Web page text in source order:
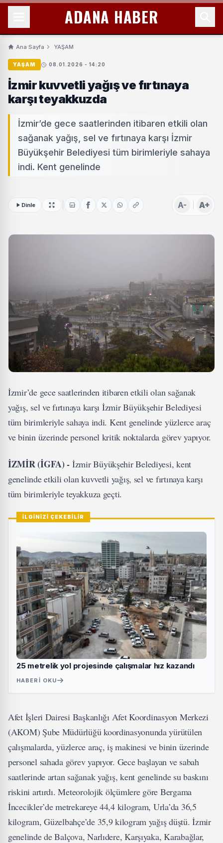
ADANA HABER
Ana Sayfa YAŞAM
YAŞAM 08.01.2026 - 14:20
İzmir kuvvetli yağış ve fırtınaya
karşı teyakkuzda
İzmir’de gece saatlerinden itibaren etkili olan
sağanak yağış, sel ve fırtınaya karşı İzmir
Büyükşehir Belediyesi tüm birimleriyle sahaya
indi. Kent genelinde
Dinle A- A+
İzmir’de gece saatlerinden itibaren etkili olan sağanak
yağış, sel ve fırtınaya karşı İzmir Büyükşehir Belediyesi
tüm birimleriyle sahaya indi. Kent genelinde yüzlerce araç
ve binin üzerinde personel kritik noktalarda görev yapıyor.
İZMİR (İGFA) - İzmir Büyükşehir Belediyesi, kent
genelinde etkili olan kuvvetli yağış, sel ve fırtınaya karşı
tüm birimleriyle teyakkuza geçti.
İLGİNİZİ ÇEKEBİLİR
25 metrelik yol projesinde çalışmalar hız kazandı
HABERI OKU
Afet İşleri Dairesi Başkanlığı Afet Koordinasyon Merkezi
(AKOM) Şube Müdürlüğü koordinasyonunda yürütülen
çalışmalarda, yüzlerce araç, iş makinesi ve binin üzerinde
personel sahada görev yapıyor. Gece başlayan ve sabah
saatlerinde artan sağanak yağış, kent genelinde su baskını
riskini artırdı. Meteorolojik ölçümlere göre Bergama
İncecikler’de metrekareye 44,4 kilogram, Urla’da 36,5
kilogram, Güzelbahçe’de 35,9 kilogram yağış düştü. İzmir
genelinde de Balçova, Narlıdere, Karşıyaka, Karabağlar,